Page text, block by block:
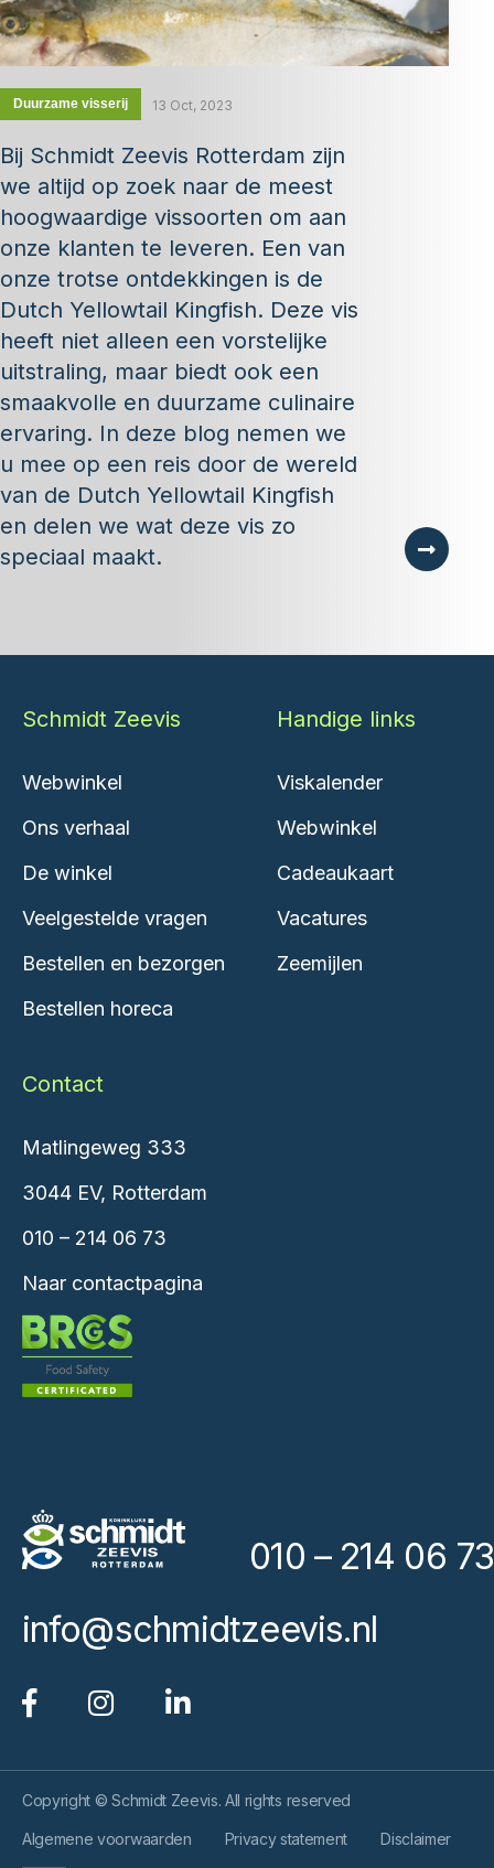
Duurzame visserij 13 Oct, 2023
Bij Schmidt Zeevis Rotterdam zijn
we altijd op zoek naar de meest
hoogwaardige vissoorten om aan
onze klanten te leveren. Een van
onze trotse ontdekkingen is de
Dutch Yellowtail Kingfish. Deze vis
heeft niet alleen een vorstelijke
uitstraling, maar biedt ook een
smaakvolle en duurzame culinaire
ervaring. In deze blog nemen we
u mee op een reis door de wereld
van de Dutch Yellowtail Kingfish
en delen we wat deze vis zo
speciaal maakt.
Schmidt Zeevis
Webwinkel
Ons verhaal
De winkel
Veelgestelde vragen
Bestellen en bezorgen
Bestellen horeca
Handige links
Viskalender
Webwinkel
Cadeaukaart
Vacatures
Zeemijlen
Contact
Matlingeweg 333
3044 EV, Rotterdam
010 – 214 06 73
Naar contactpagina
010 – 214 06 73
info@schmidtzeevis.nl
Copyright © Schmidt Zeevis. All rights reserved
Algemene voorwaarden Privacy statement Disclaimer